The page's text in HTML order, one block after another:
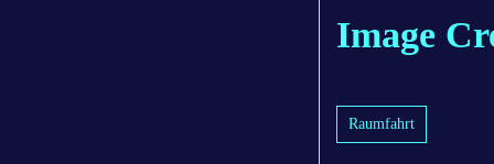
Image
Raumfahrt